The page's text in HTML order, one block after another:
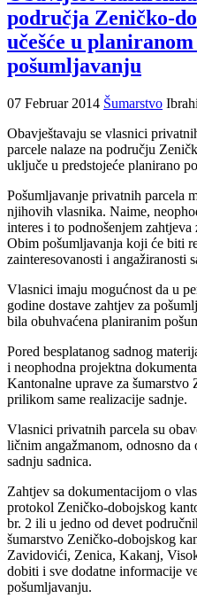
područja Zeničko-
učešće u
pošumljavanju
07 Februar 2014 Šumarstvo
Obavještavaju se vlasnici
parcele nalaze na području
uključe u predstojeće planirano
Pošumljavanje privatnih parcela
njihovih vlasnika. Naime,
interes i to podnošenjem
Obim pošumljavanja koji će biti
zainteresovanosti i angažiranosti
Vlasnici imaju mogućnost da u
godine dostave zahtjev za
bila obuhvaćena planiranim
Pored besplatanog sadnog
i neophodna projektna
Kantonalne uprave za šumarstvo
prilikom same realizacije sadnje.
Vlasnici privatnih parcela su
ličnim angažmanom, odnosno
sadnju sadnica.
Zahtjev sa dokumentacijom o
protokol Zeničko-dobojskog
br. 2 ili u jedno od devet
šumarstvo Zeničko-dobojskog
Zavidovići, Zenica, Kakanj,
dobiti i sve dodatne informacije
pošumljavanju.